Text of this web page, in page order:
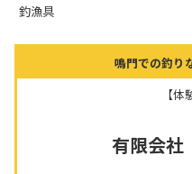
釣漁具
鳴門での釣り
【体
有限会